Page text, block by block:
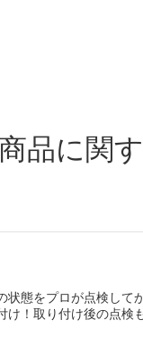
品に関
状態をプロが点検して
け！取り付け後の点検